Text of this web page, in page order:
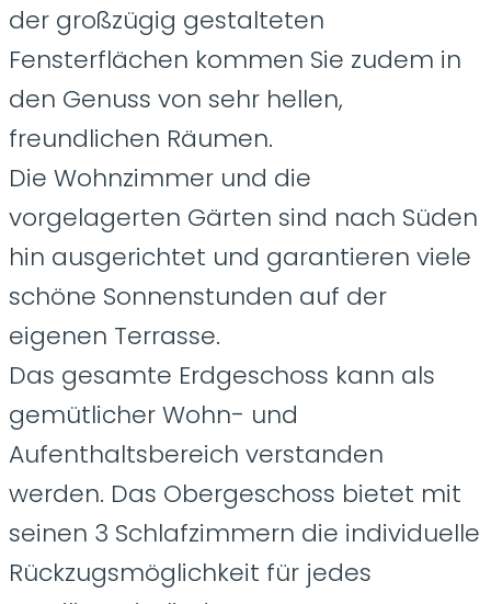
der großzügig gestalteten
Fensterflächen kommen Sie zudem in
den Genuss von sehr hellen,
freundlichen Räumen.
Die Wohnzimmer und die
vorgelagerten Gärten sind nach Süden
hin ausgerichtet und garantieren viele
schöne Sonnenstunden auf der
eigenen Terrasse.
Das gesamte Erdgeschoss kann als
gemütlicher Wohn- und
Aufenthaltsbereich verstanden
werden. Das Obergeschoss bietet mit
seinen 3 Schlafzimmern die individuelle
Rückzugsmöglichkeit für jedes